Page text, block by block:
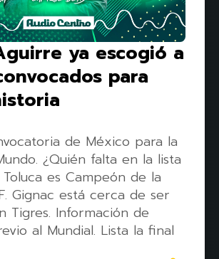
ya escogió a
para
de México para la
¿Quién falta en la lista
es Campeón de la
Gignac está cerca de ser
Tigres. Información de
al Mundial. Lista la final